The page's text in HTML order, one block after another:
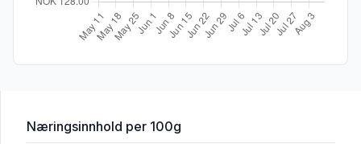
Næringsinnhold for 'Slegge Pizza m/Chili Salami 375g
per 100g